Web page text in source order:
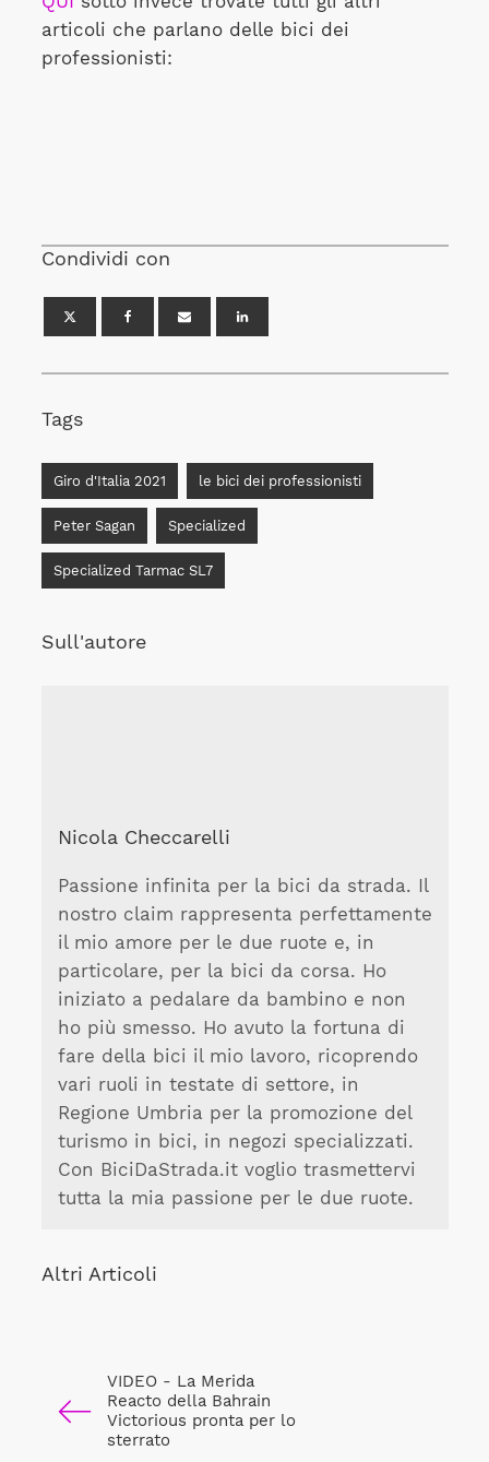
articoli che parlano delle bici dei
professionisti:
Condividi con
Tags
Giro d'Italia 2021 le bici dei professionisti
Peter Sagan Specialized
Specialized Tarmac SL7
Sull'autore
Nicola Checcarelli
Passione infinita per la bici da strada. Il
nostro claim rappresenta perfettamente
il mio amore per le due ruote e, in
particolare, per la bici da corsa. Ho
iniziato a pedalare da bambino e non
ho più smesso. Ho avuto la fortuna di
fare della bici il mio lavoro, ricoprendo
vari ruoli in testate di settore, in
Regione Umbria per la promozione del
turismo in bici, in negozi specializzati.
Con BiciDaStrada.it voglio trasmettervi
tutta la mia passione per le due ruote.
Altri Articoli
VIDEO - La Merida
Reacto della Bahrain
Victorious pronta per lo
sterrato